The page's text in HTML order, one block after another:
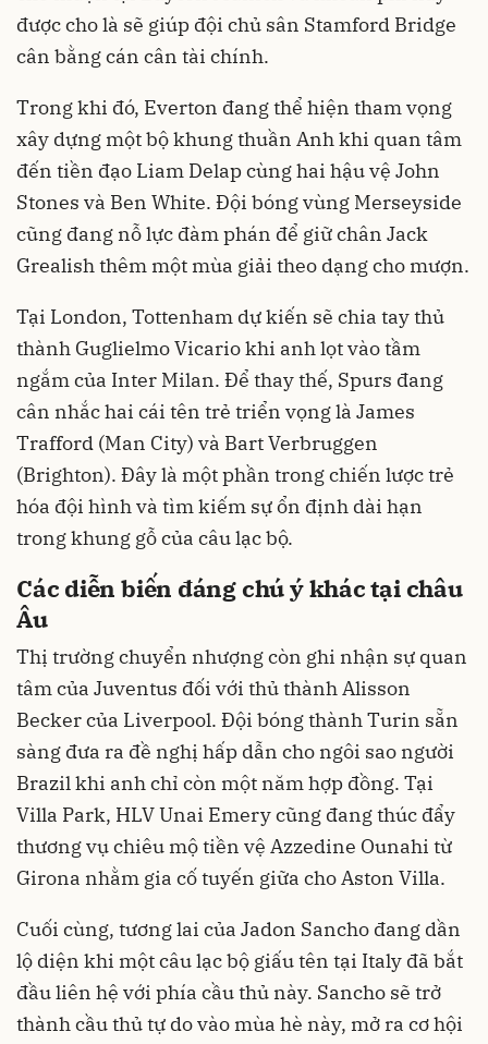
được cho là sẽ giúp đội chủ sân Stamford Bridge
cân bằng cán cân tài chính.
Trong khi đó, Everton đang thể hiện tham vọng
xây dựng một bộ khung thuần Anh khi quan tâm
đến tiền đạo Liam Delap cùng hai hậu vệ John
Stones và Ben White. Đội bóng vùng Merseyside
cũng đang nỗ lực đàm phán để giữ chân Jack
Grealish thêm một mùa giải theo dạng cho mượn.
Tại London, Tottenham dự kiến sẽ chia tay thủ
thành Guglielmo Vicario khi anh lọt vào tầm
ngắm của Inter Milan. Để thay thế, Spurs đang
cân nhắc hai cái tên trẻ triển vọng là James
Trafford (Man City) và Bart Verbruggen
(Brighton). Đây là một phần trong chiến lược trẻ
hóa đội hình và tìm kiếm sự ổn định dài hạn
trong khung gỗ của câu lạc bộ.
Các diễn biến đáng chú ý khác tại châu
Âu
Thị trường chuyển nhượng còn ghi nhận sự quan
tâm của Juventus đối với thủ thành Alisson
Becker của Liverpool. Đội bóng thành Turin sẵn
sàng đưa ra đề nghị hấp dẫn cho ngôi sao người
Brazil khi anh chỉ còn một năm hợp đồng. Tại
Villa Park, HLV Unai Emery cũng đang thúc đẩy
thương vụ chiêu mộ tiền vệ Azzedine Ounahi từ
Girona nhằm gia cố tuyến giữa cho Aston Villa.
Cuối cùng, tương lai của Jadon Sancho đang dần
lộ diện khi một câu lạc bộ giấu tên tại Italy đã bắt
đầu liên hệ với phía cầu thủ này. Sancho sẽ trở
thành cầu thủ tự do vào mùa hè này, mở ra cơ hội